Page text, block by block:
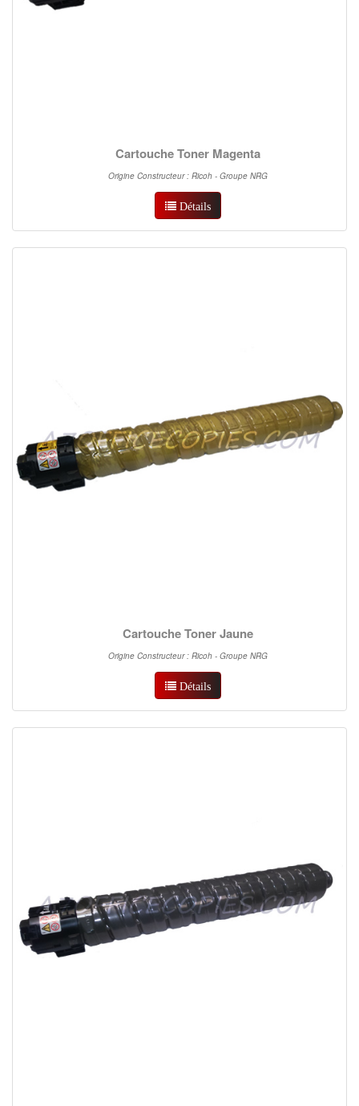
Cartouche Toner Magenta
Origine Constructeur : Ricoh - Groupe NRG
Détails
Cartouche Toner Jaune
Origine Constructeur : Ricoh - Groupe NRG
Détails